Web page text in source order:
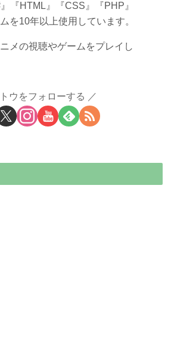
『HTML』『CSS』『PHP』
を10年以上使用しています。
メの視聴やゲームをプレイし
ウをフォローする